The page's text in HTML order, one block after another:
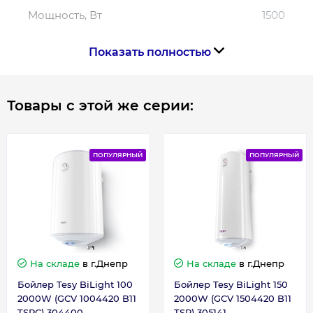
Мощность, Вт 1500
Расстояние между креплениями, мм 220 || 310
Bilight Vertical
Тип нагрева Тэн
Показать полностью
Товары с этой же серии:
ПОПУЛЯРНЫЙ
На складе в г.Днепр
Бойлер Tesy BiLight 100
2000W (GCV 1004420 B11
ПОПУЛЯРНЫЙ
На складе в г.Днепр
Бойлер Tesy BiLight 150
2000W (GCV 1504420 B11